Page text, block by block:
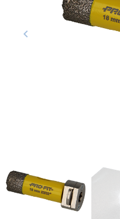
Vorige
keyboard_arrow_left